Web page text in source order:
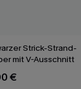
Strick-Strand-
mit V-Ausschnitt
€